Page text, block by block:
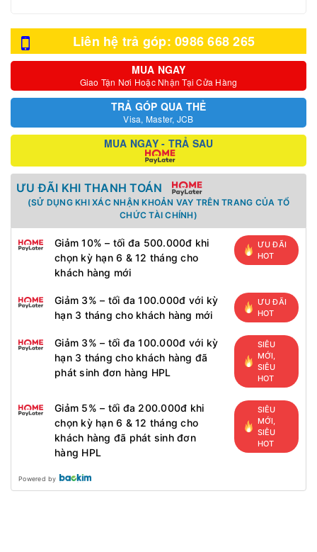
Liên hệ trả góp: 0986 668 265
MUA NGAY
Giao Tận Nơi Hoặc Nhận Tại Cửa Hàng
TRẢ GÓP QUA THẺ
Visa, Master, JCB
MUA NGAY - TRẢ SAU
ƯU ĐÃI KHI THANH TOÁN
(SỬ DỤNG KHI XÁC NHẬN KHOẢN VAY TRÊN TRANG CỦA TỔ
CHỨC TÀI CHÍNH)
Giảm 10% – tối đa 500.000đ khi
chọn kỳ hạn 6 & 12 tháng cho
khách hàng mới
ƯU ĐÃI
HOT
Giảm 3% – tối đa 100.000đ với kỳ
hạn 3 tháng cho khách hàng mới
ƯU ĐÃI
HOT
Giảm 3% – tối đa 100.000đ với kỳ
hạn 3 tháng cho khách hàng đã
phát sinh đơn hàng HPL
SIÊU
MỚI,
SIÊU
HOT
Giảm 5% – tối đa 200.000đ khi
chọn kỳ hạn 6 & 12 tháng cho
khách hàng đã phát sinh đơn
hàng HPL
SIÊU
MỚI,
SIÊU
HOT
Powered by